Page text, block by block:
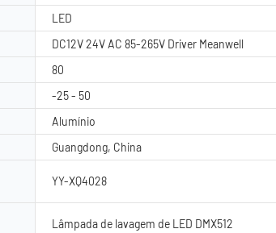
LED
DC12V 24V AC 85-265V Driver Meanwell
80
-25 - 50
Alumínio
Guangdong, China
YY-XQ4028
Lâmpada de lavagem de LED DMX512